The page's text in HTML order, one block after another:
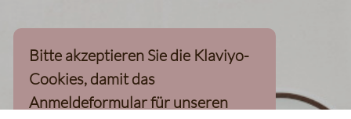
Bitte akzeptieren Sie die Klaviyo-
Cookies, damit das
Anmeldeformular für unseren